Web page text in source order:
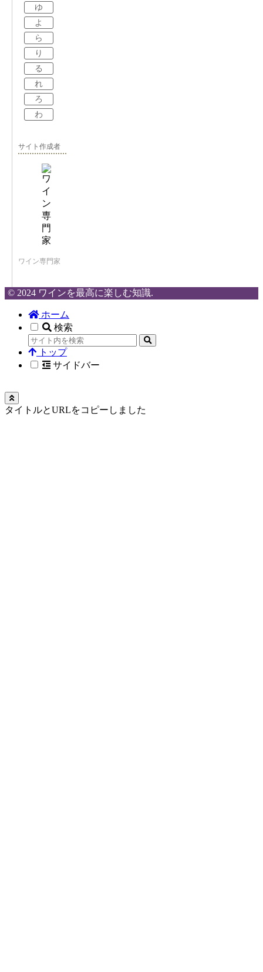
ゆ
よ
ら
り
る
れ
ろ
わ
サイト作成者
ワイン専門家
© 2024 ワインを最高に楽しむ知識.
ホーム
検索
トップ
サイドバー
タイトルとURLをコピーしました